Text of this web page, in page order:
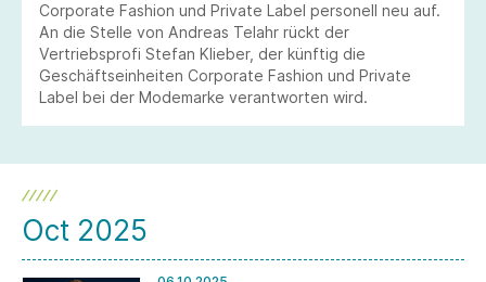
Corporate Fashion und Private Label personell neu auf.
An die Stelle von Andreas Telahr rückt der
Vertriebsprofi Stefan Klieber, der künftig die
Geschäftseinheiten Corporate Fashion und Private
Label bei der Modemarke verantworten wird.
Oct 2025